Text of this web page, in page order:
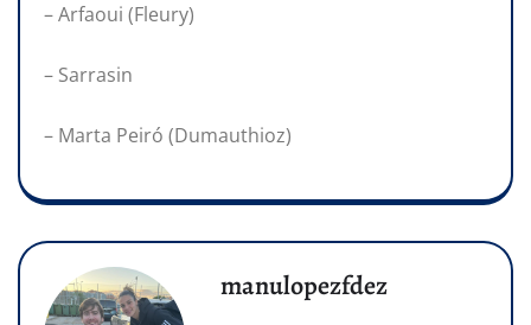
– Arfaoui (Fleury)
– Sarrasin
– Marta Peiró (Dumauthioz)
manulopezfdez